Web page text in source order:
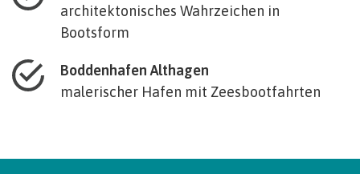
architektonisches Wahrzeichen in
Bootsform
Boddenhafen Althagen
malerischer Hafen mit Zeesbootfahrten